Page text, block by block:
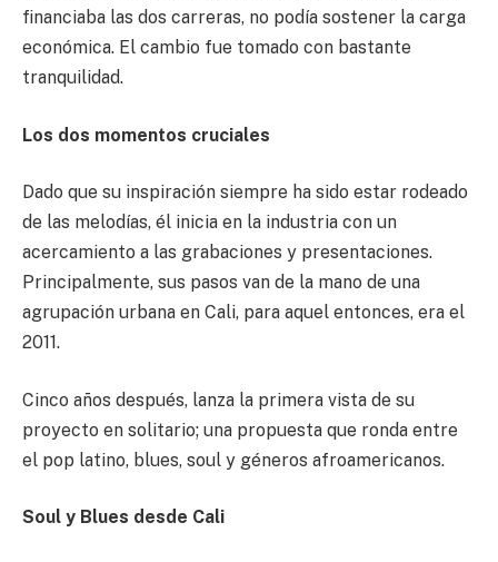
financiaba las dos carreras, no podía sostener la carga
económica. El cambio fue tomado con bastante
tranquilidad.
Los dos momentos cruciales
Dado que su inspiración siempre ha sido estar rodeado
de las melodías, él inicia en la industria con un
acercamiento a las grabaciones y presentaciones.
Principalmente, sus pasos van de la mano de una
agrupación urbana en Cali, para aquel entonces, era el
2011.
Cinco años después, lanza la primera vista de su
proyecto en solitario; una propuesta que ronda entre
el pop latino, blues, soul y géneros afroamericanos.
Soul y Blues desde Cali